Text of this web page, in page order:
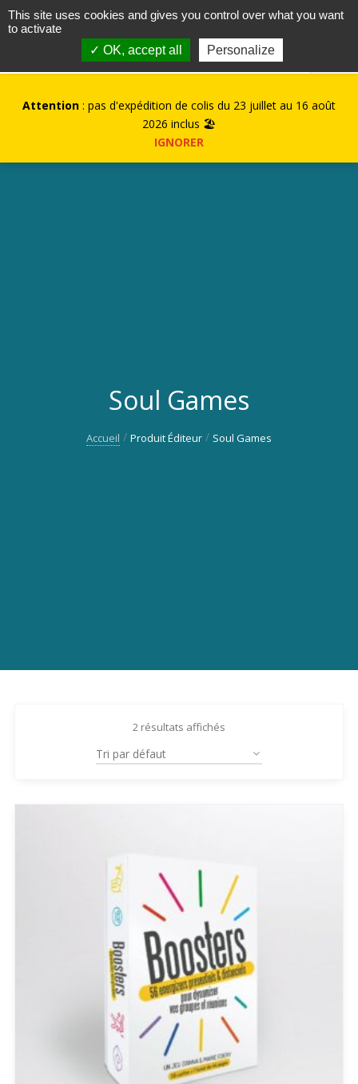
contact@kurioz.org
Attention : pas d'expédition de colis du 23 juillet au 16 août
2026 inclus 🏖️
IGNORER
Soul Games
Accueil Produit Éditeur Soul Games
2 résultats affichés
This site uses cookies and gives you control over what you want
to activate
✓ OK, accept all
Personalize